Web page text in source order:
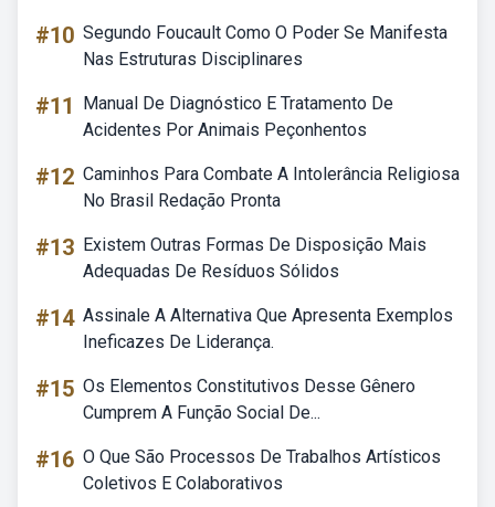
#10 Segundo Foucault Como O Poder Se Manifesta
Nas Estruturas Disciplinares
#11
Manual De Diagnóstico E Tratamento De
Acidentes Por Animais Peçonhentos
#12 Caminhos Para Combate A Intolerância Religiosa
No Brasil Redação Pronta
#13 Existem Outras Formas De Disposição Mais
Adequadas De Resíduos Sólidos
#14 Assinale A Alternativa Que Apresenta Exemplos
Ineficazes De Liderança.
#15 Os Elementos Constitutivos Desse Gênero
Cumprem A Função Social De...
#16 O Que São Processos De Trabalhos Artísticos
Coletivos E Colaborativos